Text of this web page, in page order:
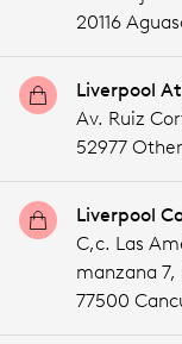
20116
Liverpool
Av. Ruiz
52977
Liverpool
C,c. Las
manzana
77500